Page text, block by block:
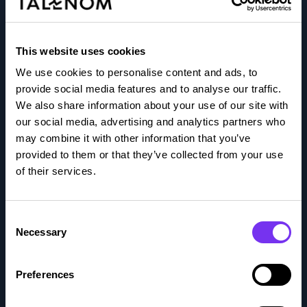
This website uses cookies
We use cookies to personalise content and ads, to
provide social media features and to analyse our traffic.
We also share information about your use of our site with
our social media, advertising and analytics partners who
may combine it with other information that you’ve
provided to them or that they’ve collected from your use
of their services.
Selection
Necessary
Preferences
Integraatioportaali
Kokemuksia
Medialle
Oppaat